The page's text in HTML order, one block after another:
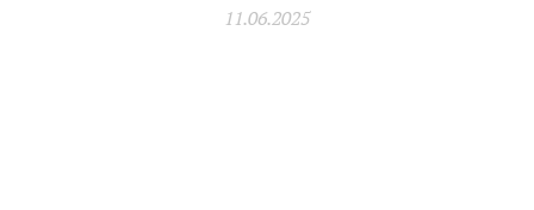
11.06.2025